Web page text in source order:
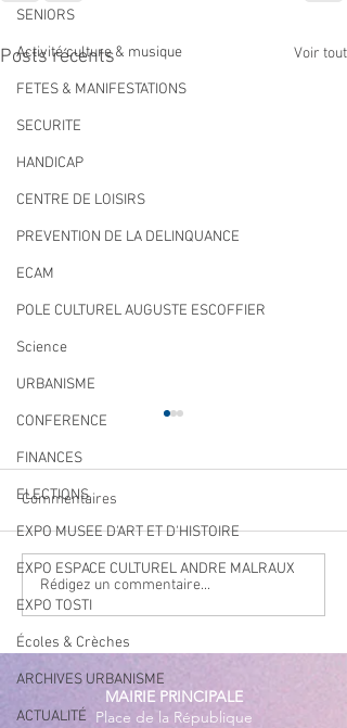
SENIORS
Activité culture & musique
FETES & MANIFESTATIONS
SECURITE
HANDICAP
CENTRE DE LOISIRS
PREVENTION DE LA DELINQUANCE
ECAM
POLE CULTUREL AUGUSTE ESCOFFIER
Science
URBANISME
CONFERENCE
FINANCES
ELECTIONS
EXPO MUSEE D'ART ET D'HISTOIRE
EXPO ESPACE CULTUREL ANDRE MALRAUX
EXPO TOSTI
Écoles & Crèches
ARCHIVES URBANISME
ACTUALITÉ
Posts récents Voir tout
Qualité des eaux de
baignade : des résultats
conformes sur l’ensemble
des plages
Commentaires
Rédigez un commentaire...
MAIRIE PRINCIPALE
Place de la République